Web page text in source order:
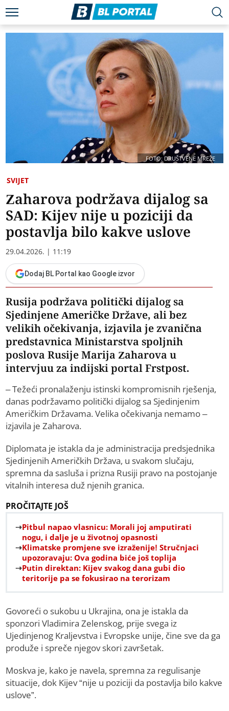
FOTO: DRUŠTVENE MREŽE
SVIJET
Zaharova podržava dijalog sa
SAD: Kijev nije u poziciji da
postavlja bilo kakve uslove
29.04.2026. | 11:19
Dodaj BL Portal kao Google izvor
Rusija podržava politički dijalog sa
Sjedinjene Američke Države, ali bez
velikih očekivanja, izjavila je zvanična
predstavnica Ministarstva spoljnih
poslova Rusije Marija Zaharova u
intervjuu za indijski portal Frstpost.
– Težeći pronalaženju istinski kompromisnih rješenja,
danas podržavamo politički dijalog sa Sjedinjenim
Američkim Državama. Velika očekivanja nemamo –
izjavila je Zaharova.
Diplomata je istakla da je administracija predsjednika
Sjedinjenih Američkih Država, u svakom slučaju,
spremna da sasluša i prizna Rusiji pravo na postojanje
vitalnih interesa duž njenih granica.
PROČITAJTE JOŠ
Pitbul napao vlasnicu: Morali joj amputirati
nogu, i dalje je u životnoj opasnosti
Klimatske promjene sve izraženije! Stručnjaci
upozoravaju: Ova godina biće još toplija
Putin direktan: Kijev svakog dana gubi dio
teritorije pa se fokusirao na terorizam
Govoreći o sukobu u Ukrajina, ona je istakla da
sponzori Vladimira Zelenskog, prije svega iz
Ujedinjenog Kraljevstva i Evropske unije, čine sve da ga
produže i spreče njegov skori završetak.
Moskva je, kako je navela, spremna za regulisanje
situacije, dok Kijev “nije u poziciji da postavlja bilo kakve
uslove”.